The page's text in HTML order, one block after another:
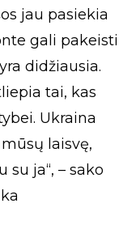
jau pasiekia
gali pakeisti
didžiausia.
tai, kas
Ukraina
laisvę,
ja“, – sako